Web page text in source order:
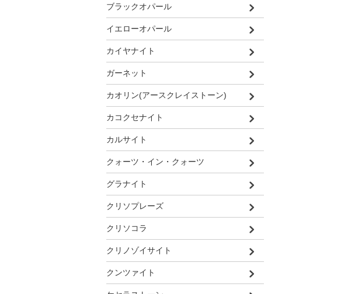
ブラックオパール
イエローオパール
カイヤナイト
ガーネット
カオリン(アースクレイストーン)
カコクセナイト
カルサイト
クォーツ・イン・クォーツ
グラナイト
クリソプレーズ
クリソコラ
クリノゾイサイト
クンツァイト